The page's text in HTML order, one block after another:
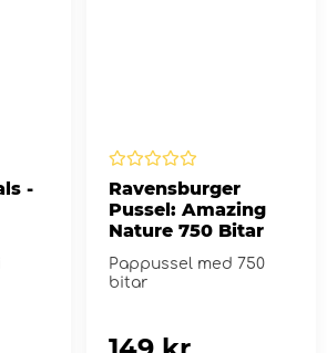
-
Ravensburger
Pussel: Amazing
Nature 750 Bitar
Pappussel med 750
bitar